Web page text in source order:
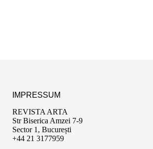
IMPRESSUM
REVISTA ARTA
Str Biserica Amzei 7-9
Sector 1, București
+44 21 3177959